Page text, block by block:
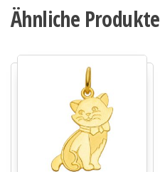
Ähnliche Produkte